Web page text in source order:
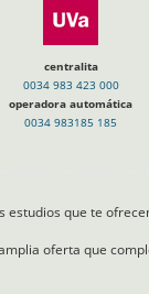
centralita
0034 983 423 000
operadora automática
0034 983185 185
estudios que te
oferta que